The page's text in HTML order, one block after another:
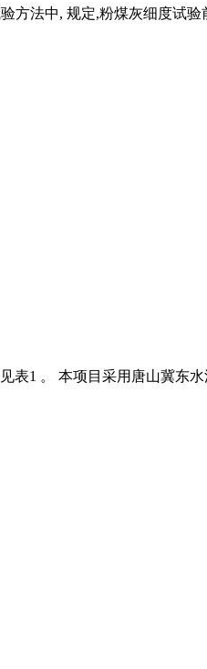
方法中, 规定,粉煤灰细度试
1 。 本项目采用唐山冀东